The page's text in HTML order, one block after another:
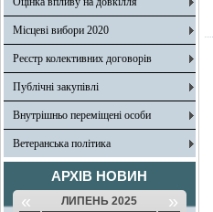
Місцеві вибори 2020
Реєстр колективних договорів
Публічні закупівлі
Внутрішньо переміщені особи
Ветеранська політика
АРХІВ НОВИН
« ЛИПЕНЬ 2025 »